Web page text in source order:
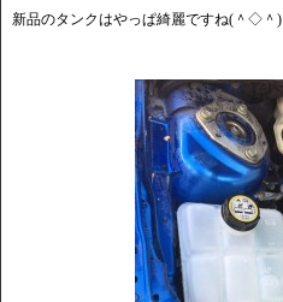
新品のタンクはやっぱ綺麗ですね(＾◇＾)